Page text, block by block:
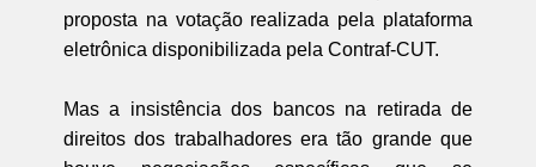
proposta na votação realizada pela plataforma
eletrônica disponibilizada pela Contraf-CUT.
Mas a insistência dos bancos na retirada de
direitos dos trabalhadores era tão grande que